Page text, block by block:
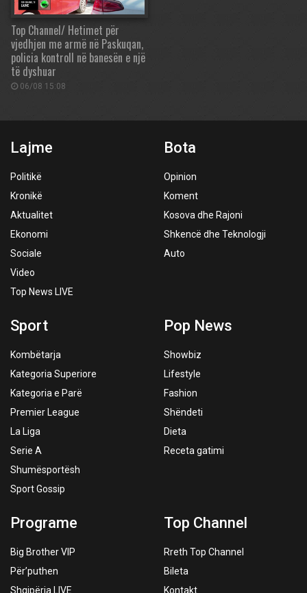
Top Channel/ Hetimet për
vjedhjen me armë në Paskuqan,
policia kontroll në banesën e një
të dyshuar
06/08 15:08
Lajme
Politikë
Kronikë
Aktualitet
Ekonomi
Sociale
Video
Top News LIVE
Bota
Opinion
Koment
Kosova dhe Rajoni
Shkencë dhe Teknologji
Auto
Sport
Kombëtarja
Kategoria Superiore
Kategoria e Parë
Premier League
La Liga
Serie A
Shumësportësh
Sport Gossip
Pop News
Showbiz
Lifestyle
Fashion
Shëndeti
Dieta
Receta gatimi
Programe
Big Brother VIP
Për’puthen
Shqipëria LIVE
Top Channel
Rreth Top Channel
Bileta
Kontakt